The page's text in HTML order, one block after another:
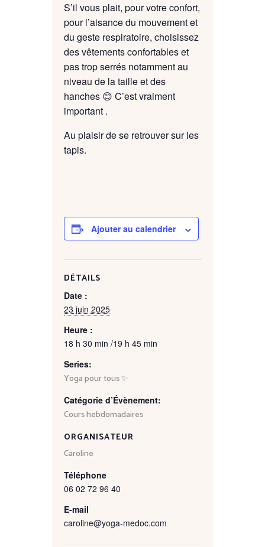
S’il vous plait, pour votre confort,
pour l’aisance du mouvement et
du geste respiratoire, choisissez
des vêtements confortables et
pas trop serrés notamment au
niveau de la taille et des
hanches 😊 C’est vraiment
important .
Au plaisir de se retrouver sur les
tapis.
Ajouter au calendrier
DÉTAILS
Date :
23 juin 2025
Heure :
18 h 30 min /19 h 45 min
Series:
Yoga pour tous ✨
Catégorie d’Évènement:
Cours hebdomadaires
ORGANISATEUR
Caroline
Téléphone
06 02 72 96 40
E-mail
caroline@yoga-medoc.com